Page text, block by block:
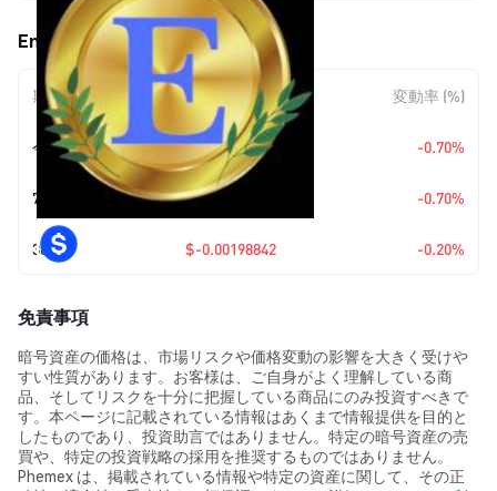
Envi Coin (ENVI) の価格変動
期間 金額変動 変動率 (%)
今日 $-0.0069945 -0.70%
7日 $-0.0069945 -0.70%
30日 $-0.00198842 -0.20%
免責事項
暗号資産の価格は、市場リスクや価格変動の影響を大きく受けや
すい性質があります。お客様は、ご自身がよく理解している商
品、そしてリスクを十分に把握している商品にのみ投資すべきで
す。本ページに記載されている情報はあくまで情報提供を目的と
したものであり、投資助言ではありません。特定の暗号資産の売
買や、特定の投資戦略の採用を推奨するものではありません。
Phemex は、掲載されている情報や特定の資産に関して、その正